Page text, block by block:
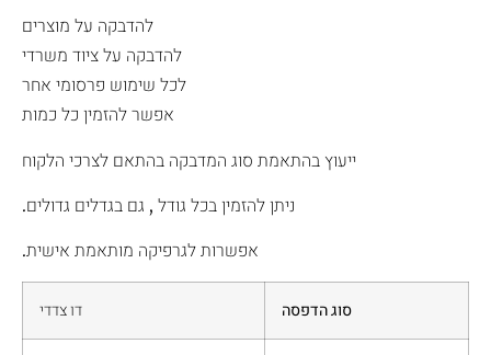
להדבקה על מוצרים
להדבקה על ציוד משרדי
לכל שימוש פרסומי אחר
אפשר להזמין כל כמות
ייעוץ בהתאמת סוג המדבקה בהתאם לצרכי הלקוח
ניתן להזמין בכל גודל , גם בגדלים גדולים.
אפשרות לגרפיקה מותאמת אישית.
סוג הדפסה דו צדדי